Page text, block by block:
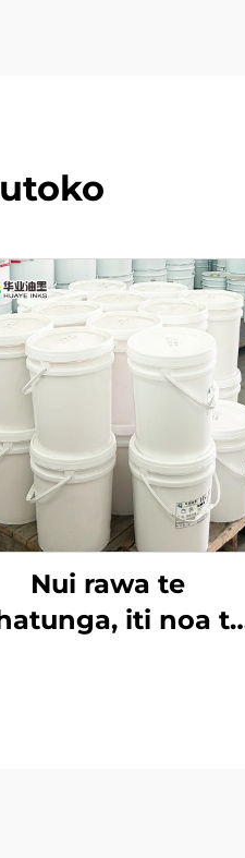
Nui rawa te
iti noa te